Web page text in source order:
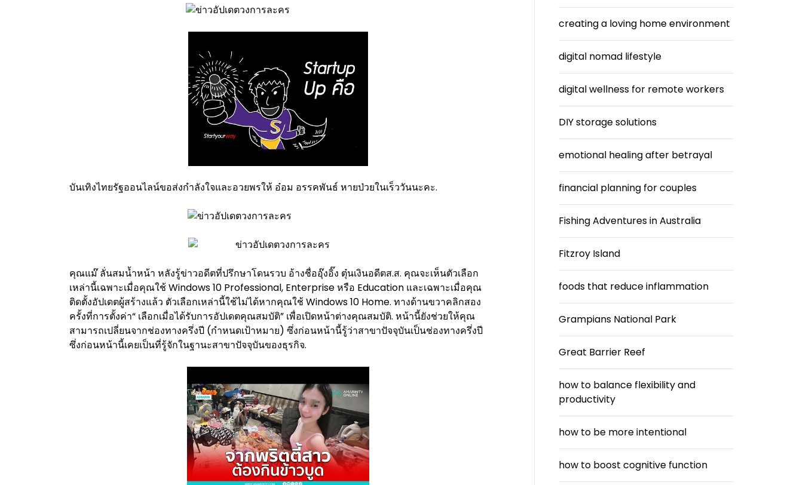
บันเทิงไทยรัฐออนไลน์ขอส่งกำลังใจและอวยพรให้ อ๋อม อรรคพันธ์ หายป่วยในเร็ววันนะคะ.
คุณแม๊ ลั่นสมน้ำหน้า หลังรู้ข่าวอดีตที่ปรึกษาโดนรวบ อ้างชื่ออุ๊งอิ๊ง ตุ๋นเงินอดีตส.ส. คุณจะเห็นตัวเลือก
เหล่านี้เฉพาะเมื่อคุณใช้ Windows 10 Professional, Enterprise หรือ Education และเฉพาะเมื่อคุณ
ติดตั้งอัปเดตผู้สร้างแล้ว ตัวเลือกเหล่านี้ใช้ไม่ได้หากคุณใช้ Windows 10 Home. ทางด้านขวาคลิกสอง
ครั้งที่การตั้งค่า“ เลือกเมื่อได้รับการอัปเดตคุณสมบัติ” เพื่อเปิดหน้าต่างคุณสมบัติ. หน้านี้ยังช่วยให้คุณ
สามารถเปลี่ยนจากช่องทางครึ่งปี (กำหนดเป้าหมาย) ซึ่งก่อนหน้านี้รู้ว่าสาขาปัจจุบันเป็นช่องทางครึ่งปี
ซึ่งก่อนหน้านี้เคยเป็นที่รู้จักในฐานะสาขาปัจจุบันของธุรกิจ.
creating a loving home environment
digital nomad lifestyle
digital wellness for remote workers
DIY storage solutions
emotional healing after betrayal
financial planning for couples
Fishing Adventures in Australia
Fitzroy Island
foods that reduce inflammation
Grampians National Park
Great Barrier Reef
how to balance flexibility and
productivity
how to be more intentional
how to boost cognitive function